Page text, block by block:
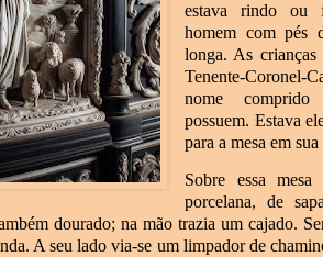
estava rindo ou
homem com pés
longa. As
Tenente-
nome
possuem. Estava
para a mesa em
Sobre essa
porcelana, de
dourado; na mão trazia um cajado.
A seu lado via-se um limpador de